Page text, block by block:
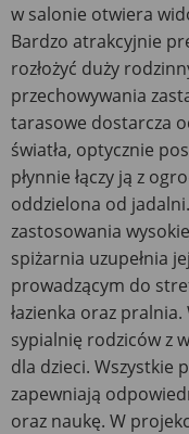
w salonie otwiera
Bardzo atrakcyjnie
rozłożyć duży
przechowywania
tarasowe dostarcza
światła, optycznie
płynnie łączy ją z
oddzielona od
zastosowania
spiżarnia uzupełnia
prowadzącym do
łazienka oraz
sypialnię rodziców z
dla dzieci. Wszystkie
zapewniają
oraz naukę. W